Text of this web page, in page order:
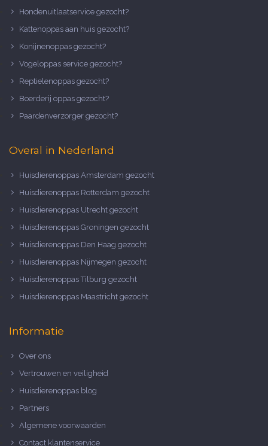
Hondenuitlaatservice gezocht?
Kattenoppas aan huis gezocht?
Konijnenoppas gezocht?
Vogeloppas service gezocht?
Reptielenoppas gezocht?
Boerderij oppas gezocht?
Paardenverzorger gezocht?
Overal in Nederland
Huisdierenoppas Amsterdam gezocht
Huisdierenoppas Rotterdam gezocht
Huisdierenoppas Utrecht gezocht
Huisdierenoppas Groningen gezocht
Huisdierenoppas Den Haag gezocht
Huisdierenoppas Nijmegen gezocht
Huisdierenoppas Tilburg gezocht
Huisdierenoppas Maastricht gezocht
Informatie
Over ons
Vertrouwen en veiligheid
Huisdierenoppas blog
Partners
Algemene voorwaarden
Contact klantenservice